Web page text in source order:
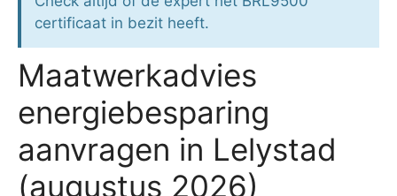
certificaat in bezit heeft.
Maatwerkadvies
energiebesparing
aanvragen in Lelystad
(augustus 2026)